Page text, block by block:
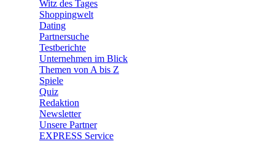
Witz des Tages
Shoppingwelt
Dating
Partnersuche
Testberichte
Unternehmen im Blick
Themen von A bis Z
Spiele
Quiz
Redaktion
Newsletter
Unsere Partner
EXPRESS Service